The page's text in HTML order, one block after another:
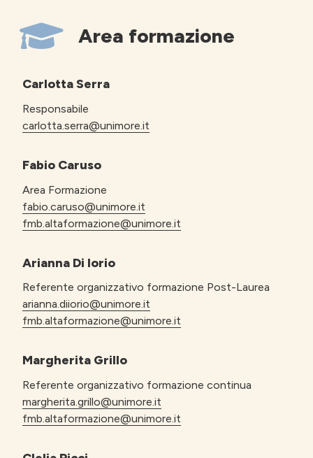
Area formazione
Carlotta Serra
Responsabile
carlotta.serra@unimore.it
Fabio Caruso
Area Formazione
fabio.caruso@unimore.it
fmb.altaformazione@unimore.it
Arianna Di Iorio
Referente organizzativo formazione Post-Laurea
arianna.diiorio@unimore.it
fmb.altaformazione@unimore.it
Margherita Grillo
Referente organizzativo formazione continua
margherita.grillo@unimore.it
fmb.altaformazione@unimore.it